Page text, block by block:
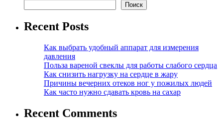
Поиск
Recent Posts
Как выбрать удобный аппарат для измерения
давления
Польза вареной свеклы для работы слабого сердца
Как снизить нагрузку на сердце в жару
Причины вечерних отеков ног у пожилых людей
Как часто нужно сдавать кровь на сахар
Recent Comments